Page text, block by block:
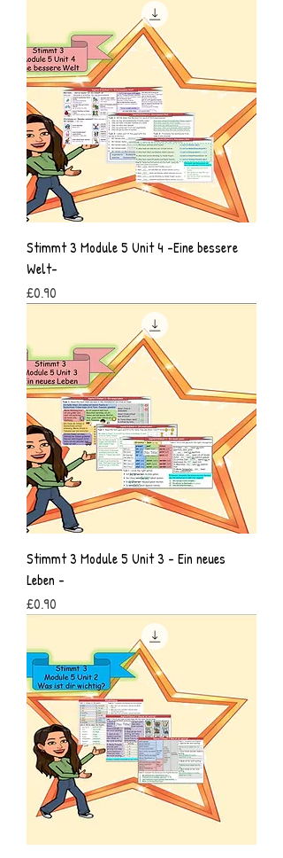
Stimmt 3 Module 5 Unit 4 -Eine bessere
Welt-
Price
£0.90
Stimmt 3 Module 5 Unit 3 - Ein neues
Leben -
Price
£0.90